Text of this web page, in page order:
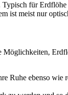
für
ist meist nur
Ruhe ebenso